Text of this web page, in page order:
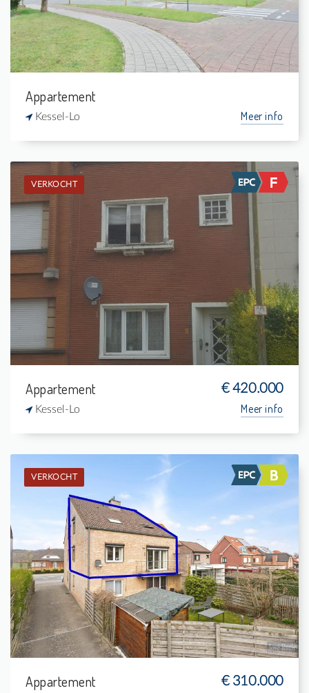
1 109 m²
Appartement
Kessel-Lo Meer info
VERKOCHT
Verkocht: Appartementsgebouw
Appartement € 420.000
Kessel-Lo Meer info
VERKOCHT
Verkocht: Duplex
2
5 m²
1
112 m²
Appartement € 310.000